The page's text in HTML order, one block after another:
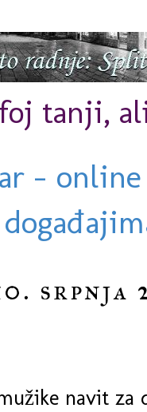
tanji,
-
srpnja
navit za